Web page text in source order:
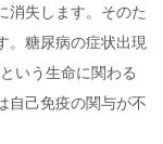
消失します。そのた
。糖尿病の症状出現
いう生命に関わる
自己免疫の関与が不